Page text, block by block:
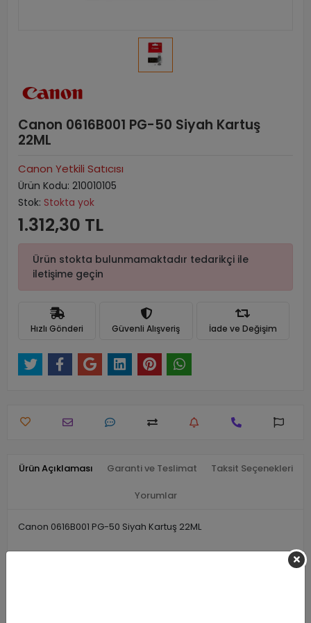
Canon 0616B001 PG-50 Siyah Kartuş
22ML
Canon Yetkili Satıcısı
Ürün Kodu: 210010105
Stok: Stokta yok
1.312,30 TL
Ürün stokta bulunmamaktadır tedarikçi ile
iletişime geçin
Hızlı Gönderi Güvenli Alışveriş İade ve Değişim
Ürün Açıklaması Garanti ve Teslimat Taksit Seçenekleri
Yorumlar
Canon 0616B001 PG-50 Siyah Kartuş 22ML